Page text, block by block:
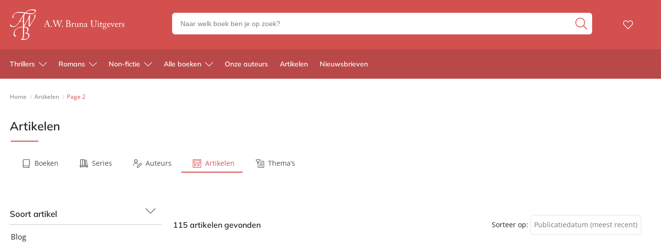
Zoeken
naar
en
uitgevers
Thrillers Romans Non-fictie Alle boeken Onze auteurs Artikelen Nieuwsbrieven
Home Artikelen Page 2
Artikelen
Boeken Series Auteurs Artikelen Thema’s
Soort artikel
Blog
115 artikelen gevonden Sorteer op: Publicatiedatum (meest recent)